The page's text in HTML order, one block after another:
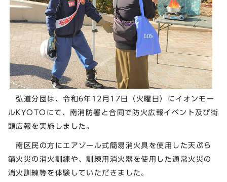
弘道分団は、令和6年12月17日（火曜日）にイオンモー
ルKYOTOにて、南消防署と合同で防火広報イベント及び街
頭広報を実施しました。
南区民の方にエアゾール式簡易消火具を使用した天ぷら
鍋火災の消火訓練や、訓練用消火器を使用した通常火災の
消火訓練等を体験していただきました。